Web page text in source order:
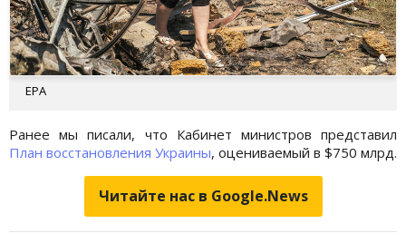
EPA
Ранее мы писали, что Кабинет министров представил
План восстановления Украины, оцениваемый в $750 млрд.
Читайте нас в Google.News